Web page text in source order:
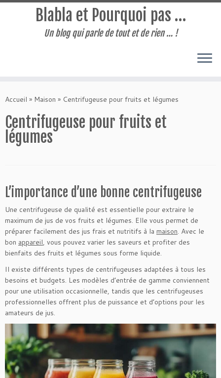
au
Blabla et Pourquoi pas …
Un blog qui parle de tout et de rien … !
Accueil » Maison » Centrifugeuse pour fruits et légumes
Centrifugeuse pour fruits et
légumes
L’importance d’une bonne centrifugeuse
Une centrifugeuse de qualité est essentielle pour extraire le
maximum de jus de vos fruits et légumes. Elle vous permet de
préparer facilement des jus frais et nutritifs à la maison. Avec le
bon appareil, vous pouvez varier les saveurs et profiter des
bienfaits des fruits et légumes sous forme liquide.
Il existe différents types de centrifugeuses adaptées à tous les
besoins et budgets. Les modèles d’entrée de gamme conviennent
pour une utilisation occasionnelle, tandis que les centrifugeuses
professionnelles offrent plus de puissance et d’options pour les
amateurs de jus.